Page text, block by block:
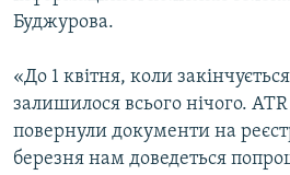
Буджурова.
«До 1 квітня, коли
залишилося всього нічого.
повернули документи на
березня нам доведеться